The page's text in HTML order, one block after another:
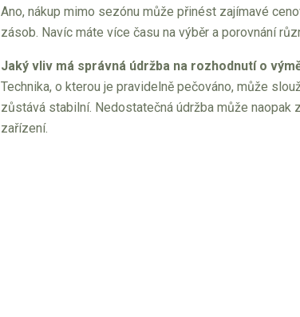
Ano, nákup mimo sezónu může přinést zajímavé
zásob. Navíc máte více času na výběr a porovnání
Jaký vliv má správná údržba na rozhodnutí o
Technika, o kterou je pravidelně pečováno, může
zůstává stabilní. Nedostatečná údržba může
zařízení.